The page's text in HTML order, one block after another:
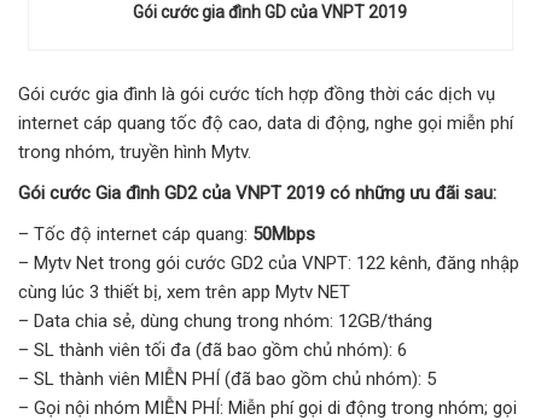
Gói cước gia đình GD của VNPT 2019
Gói cước gia đình là gói cước tích hợp đồng thời các dịch vụ
internet cáp quang tốc độ cao, data di động, nghe gọi miễn phí
trong nhóm, truyền hình Mytv.
Gói cước Gia đình GD2 của VNPT 2019 có những ưu đãi sau:
– Tốc độ internet cáp quang: 50Mbps
– Mytv Net trong gói cước GD2 của VNPT: 122 kênh, đăng nhập
cùng lúc 3 thiết bị, xem trên app Mytv NET
– Data chia sẻ, dùng chung trong nhóm: 12GB/tháng
– SL thành viên tối đa (đã bao gồm chủ nhóm): 6
– SL thành viên MIỄN PHÍ (đã bao gồm chủ nhóm): 5
– Gọi nội nhóm MIỄN PHÍ: Miễn phí gọi di động trong nhóm; gọi